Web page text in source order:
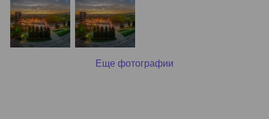
Еще фотографии